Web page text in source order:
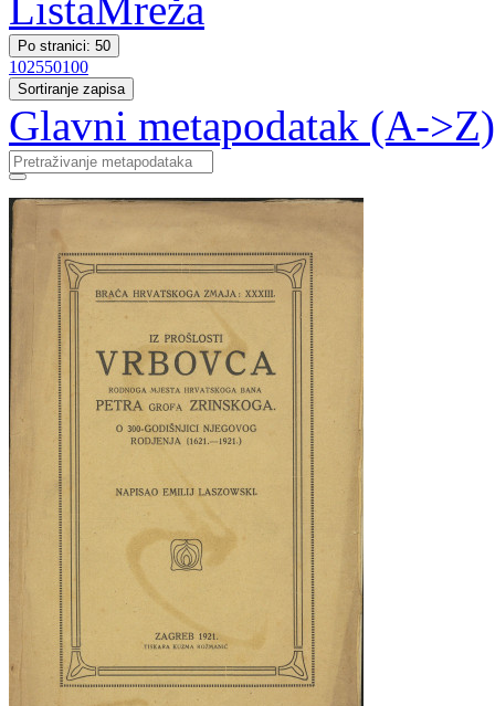
Po stranici: 50
102550100
Sortiranje zapisa
Glavni metapodatak (A->Z)